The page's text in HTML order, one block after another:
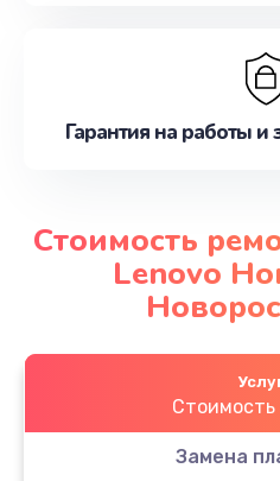
Гарантия на работы и
Стоимость
Lenovo
Стоимость
Замена